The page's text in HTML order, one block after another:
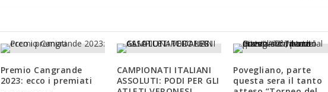
Premio Cangrande
2023: ecco i premiati
CAMPIONATI ITALIANI
ASSOLUTI: PODI PER GLI
Povegliano, parte
questa sera il tanto